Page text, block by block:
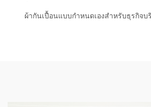
ผ้ากันเปื้อนแบบกำหนดเองสำหรับธุรกิจบ